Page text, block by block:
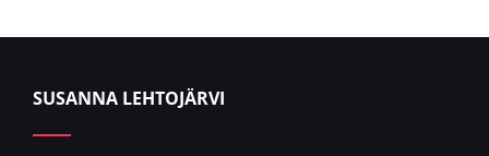
SUSANNA LEHTOJÄRVI